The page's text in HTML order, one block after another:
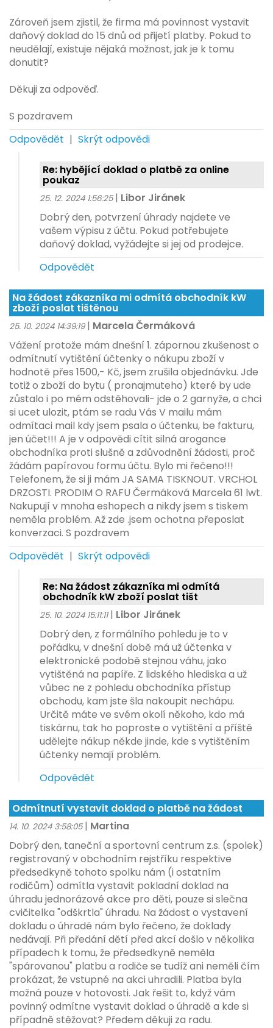
Zároveň jsem zjistil, že firma má povinnost vystavit
daňový doklad do 15 dnů od přijetí platby. Pokud to
neudělají, existuje nějaká možnost, jak je k tomu
donutit?
Děkuji za odpověď.
S pozdravem
Odpovědět | Skrýt odpovědi
Re: hybějící doklad o platbě za online
poukaz
25. 12. 2024 1:56:25 | Libor Jiránek
Dobrý den, potvrzení úhrady najdete ve
vašem výpisu z účtu. Pokud potřebujete
daňový doklad, vyžádejte si jej od prodejce.
Odpovědět
Na žádost zákazníka mi odmítá obchodník kW
zboží poslat tištěnou
25. 10. 2024 14:39:19 | Marcela Čermáková
Vážení protože mám dnešní 1. zápornou zkušenost o
odmítnutí vytištění účtenky o nákupu zboží v
hodnotě přes 1500,- Kč, jsem zrušila objednávku. Jde
totiž o zboží do bytu ( pronajmuteho) které by ude
zůstalo i po mém odstěhovali- jde o 2 garnyže, a chci
si ucet ulozit, ptám se radu Vás V mailu mám
odmítaci mail kdy jsem psala o účtenku, be fakturu,
jen účet!!! A je v odpovědi cítit silná arogance
obchodníka proti slušně a zdůvodnění žádosti, proč
žádám papírovou formu účtu. Bylo mi řečeno!!!
Telefonem, že si ji mám JA SAMA TISKNOUT. VRCHOL
DRZOSTI. PRODIM O RAFU Čermáková Marcela 61 lwt.
Nakupují v mnoha eshopech a nikdy jsem s tiskem
neměla problém. Až zde .jsem ochotna přeposlat
konverzaci. S pozdravem
Odpovědět | Skrýt odpovědi
Re: Na žádost zákazníka mi odmítá
obchodník kW zboží poslat tišt
25. 10. 2024 15:11:11 | Libor Jiránek
Dobrý den, z formálního pohledu je to v
pořádku, v dnešní době má už účtenka v
elektronické podobě stejnou váhu, jako
vytištěná na papíře. Z lidského hlediska a už
vůbec ne z pohledu obchodníka přístup
obchodu, kam jste šla nakoupit nechápu.
Určitě máte ve svém okolí někoho, kdo má
tiskárnu, tak ho poproste o vytištění a příště
udělejte nákup někde jinde, kde s vytištěním
účtenky nemají problém.
Odpovědět
Odmítnutí vystavit doklad o platbě na žádost
14. 10. 2024 3:58:05 | Martina
Dobrý den, taneční a sportovní centrum z.s. (spolek)
registrovaný v obchodním rejstříku respektive
předsedkyně tohoto spolku nám (i ostatním
rodičům) odmítla vystavit pokladní doklad na
úhradu jednorázové akce pro děti, pouze si slečna
cvičitelka "odškrtla" úhradu. Na žádost o vystavení
dokladu o úhradě nám bylo řečeno, že doklady
nedávají. Při předání dětí před akcí došlo v několika
případech k tomu, že předsedkyně neměla
"spárovanou" platbu a rodiče se tudíž ani neměli čím
prokázat, že vstupné na akci uhradili. Platba byla
možná pouze v hotovosti. Jak řešit to, když vám
povinný odmítne vystavit doklad o úhradě a kde si
případně stěžovat? Předem děkuji za radu.